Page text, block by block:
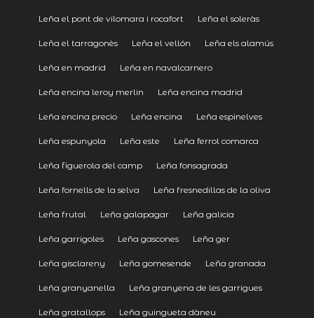
Leña el pont de vilomara i rocafort Leña el soleràs
Leña el tarragonès Leña el vellón Leña els alamús
Leña en madrid Leña en navalcarnero
Leña encina leroy merlin Leña encina madrid
Leña encina precio Leña encina Leña espinelves
Leña espunyola Leña este Leña ferrol comarca
Leña figuerola del camp Leña fonsagrada
Leña fornells de la selva Leña fresnedillas de la oliva
Leña frutal Leña galapagar Leña galicia
Leña garrigoles Leña gascones Leña ger
Leña gisclareny Leña gomesende Leña granada
Leña granyanella Leña granyena de les garrigues
Leña gratallops Leña guingueta dàneu